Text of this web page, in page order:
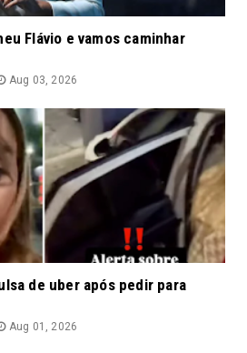
Flávio e vamos caminhar
Aug 03, 2026
de uber após pedir para
Aug 01, 2026